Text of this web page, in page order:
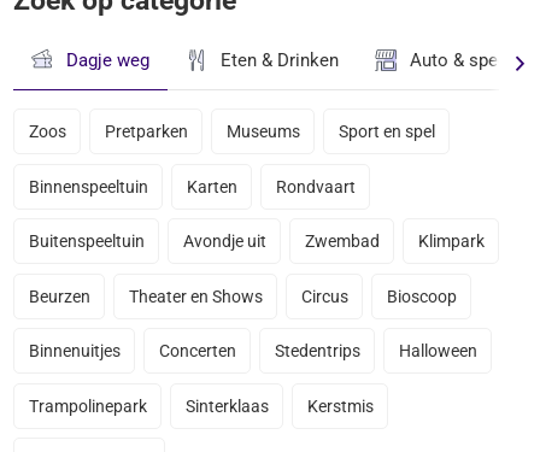
Dagje weg Eten & Drinken Auto &
Zoos Pretparken Museums Sport en spel
Binnenspeeltuin Karten Rondvaart
Buitenspeeltuin Avondje uit Zwembad Klimpark
Beurzen Theater en Shows Circus Bioscoop
Binnenuitjes Concerten Stedentrips Halloween
Trampolinepark Sinterklaas Kerstmis